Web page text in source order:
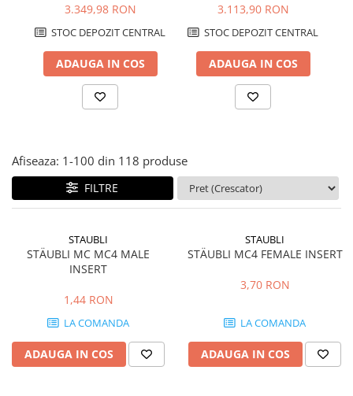
SBR battery
Accesorii stocare
Structura acoperis plat
IBC Top Fix 200
K2-Systems GmbH
Backup Switch
Conectica
Adaptoare
Monitorizare și Control
3.349,98 RON
STOC DEPOZIT CENTRAL
ADAUGA IN COS
Automatizare 3 Faze+N,
3.113,90 RON
STOC DEPOZIT CENTRAL
ADAUGA IN COS
Afiseaza: 1-100 din 118 produse
FILTRE
STAUBLI
STÄUBLI MC MC4 MALE
INSERT
1,44 RON
LA COMANDA
ADAUGA IN COS
STAUBLI
STÄUBLI MC4 FEMALE INSERT
3,70 RON
LA COMANDA
ADAUGA IN COS